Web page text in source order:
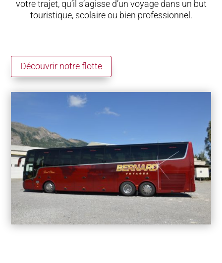
votre trajet, qu’il s’agisse d’un voyage dans un but
touristique, scolaire ou bien professionnel.
Découvrir notre flotte